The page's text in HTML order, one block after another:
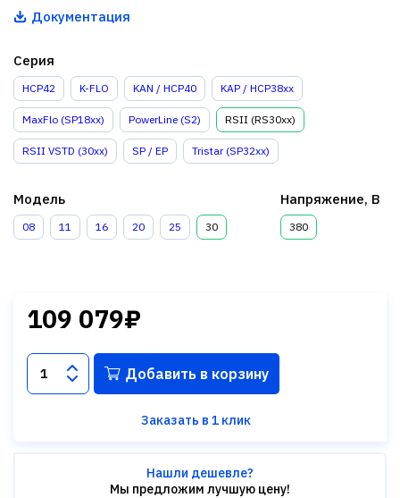
Документация
Серия
HCP42 K-FLO KAN / HCP40 KAP / HCP38xx
MaxFlo (SP18xx) PowerLine (S2) RSII (RS30xx)
RSII VSTD (30xx) SP / EP Tristar (SP32xx)
Модель
08 11 16 20 25 30
Напряжение, В
380
109 079₽
Добавить в корзину
Заказать в 1 клик
Нашли дешевле?
Мы предложим лучшую цену!